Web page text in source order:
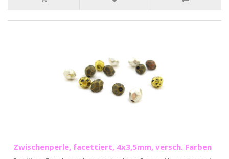
Zwischenperle, facettiert, 4x3,5mm, versch. Farben